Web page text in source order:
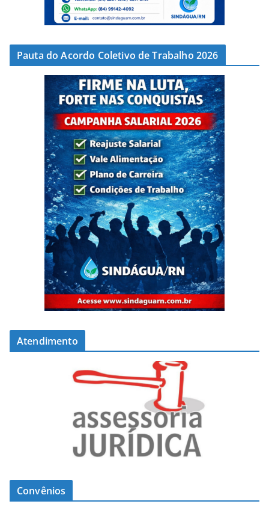
Pauta do Acordo Coletivo de Trabalho 2026
Atendimento
Convênios